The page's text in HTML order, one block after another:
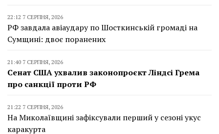
22:12 7 СЕРПНЯ, 2026
РФ завдала авіаудару по Шосткинській громаді на
Сумщині: двоє поранених
21:40 7 СЕРПНЯ, 2026
Сенат США ухвалив законопроєкт Ліндсі Грема
про санкції проти РФ
21:22 7 СЕРПНЯ, 2026
На Миколаївщині зафіксували перший у сезоні укус
каракурта